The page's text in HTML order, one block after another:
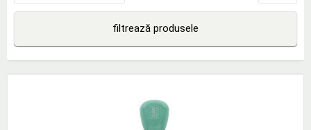
filtrează produsele